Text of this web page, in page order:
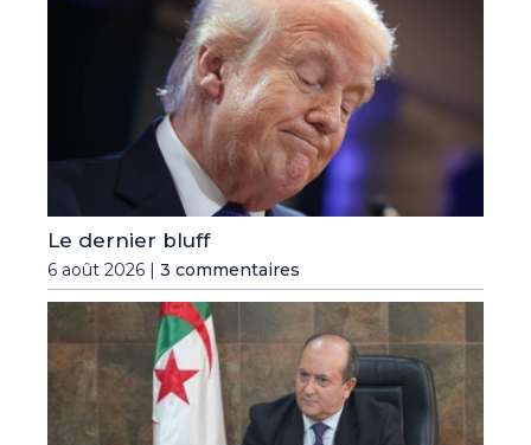
Le dernier bluff
6 août 2026 | 3 commentaires